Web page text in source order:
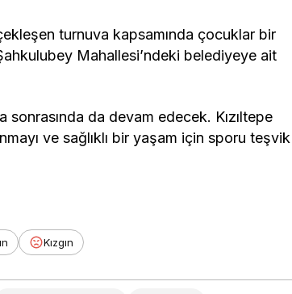
turnuva kapsamında çocuklar bir
Mahallesi’ndeki belediyeye ait
da devam edecek. Kızıltepe
ve sağlıklı bir yaşam için sporu teşvik
Kızgın